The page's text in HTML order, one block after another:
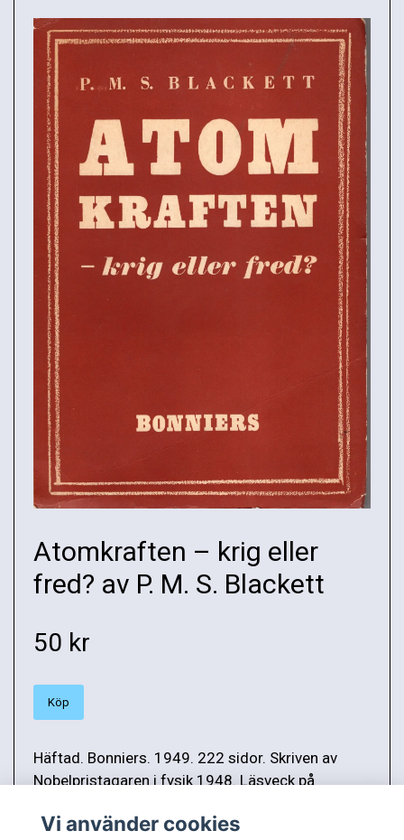
Atomkraften – krig eller
fred? av P. M. S. Blackett
50 kr
Köp
Häftad. Bonniers. 1949. 222 sidor. Skriven av
Nobelpristagaren i fysik 1948. Läsveck på
Vi använder cookies